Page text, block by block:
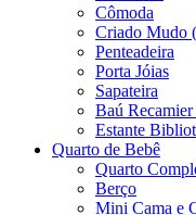
Cômoda
Criado Mudo
Penteadeira
Porta Jóias
Sapateira
Baú
Estante
Quarto de Bebê
Quarto
Berço
Mini Cama e